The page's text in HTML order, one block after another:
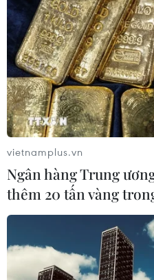
vietnamplus.vn
Ngân hàng Trung
thêm 20 tấn vàng